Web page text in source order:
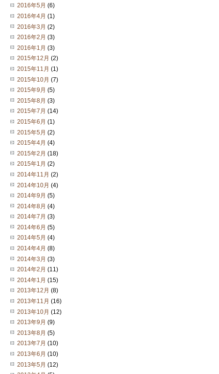
2016年5月 (6)
2016年4月 (1)
2016年3月 (2)
2016年2月 (3)
2016年1月 (3)
2015年12月 (2)
2015年11月 (1)
2015年10月 (7)
2015年9月 (5)
2015年8月 (3)
2015年7月 (14)
2015年6月 (1)
2015年5月 (2)
2015年4月 (4)
2015年2月 (18)
2015年1月 (2)
2014年11月 (2)
2014年10月 (4)
2014年9月 (5)
2014年8月 (4)
2014年7月 (3)
2014年6月 (5)
2014年5月 (4)
2014年4月 (8)
2014年3月 (3)
2014年2月 (11)
2014年1月 (15)
2013年12月 (8)
2013年11月 (16)
2013年10月 (12)
2013年9月 (9)
2013年8月 (5)
2013年7月 (10)
2013年6月 (10)
2013年5月 (12)